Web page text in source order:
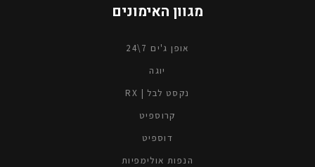
מגוון האימונים
אופן ג'ים 7\24
יוגה
נקסט לבל | RX
קרוספיט
דוספיט
הנפות אולימפיות